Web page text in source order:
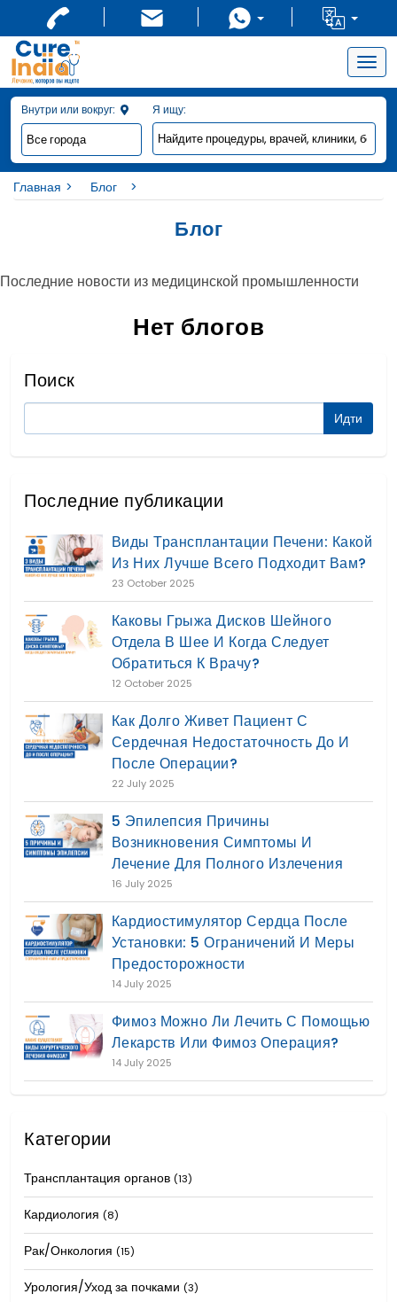
Внутри или вокруг:
Я ищу:
Главная Блог
Блог
Последние новости из медицинской промышленности
Нет блогов
Поиск
Последние публикации
Виды Трансплантации Печени: Какой
Из Них Лучше Всего Подходит Вам?
23 October 2025
Каковы Грыжа Дисков Шейного
Отдела В Шее И Когда Следует
Обратиться К Врачу?
12 October 2025
Как Долго Живет Пациент С
Сердечная Недостаточность До И
После Операции?
22 July 2025
5 Эпилепсия Причины
Возникновения Симптомы И
Лечение Для Полного Излечения
16 July 2025
Кардиостимулятор Сердца После
Установки: 5 Ограничений И Меры
Предосторожности
14 July 2025
Фимоз Можно Ли Лечить С Помощью
Лекарств Или Фимоз Операция?
14 July 2025
Категории
Трансплантация органов (13)
Кардиология (8)
Рак/Онкология (15)
Урология/Уход за почками (3)